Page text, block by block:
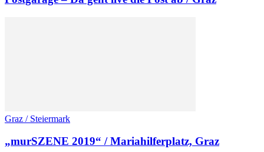
Graz / Steiermark
„murSZENE 2019“ / Mariahilferplatz, Graz